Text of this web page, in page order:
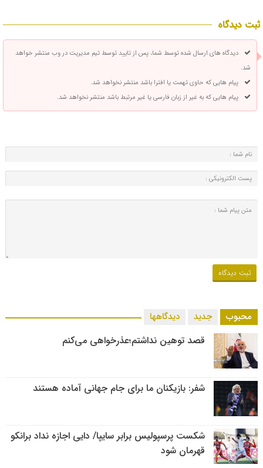
ثبت دیدگاه
دیدگاه های ارسال شده توسط شما، پس از تایید توسط تیم مدیریت در وب منتشر خواهد
شد.
پیام هایی که حاوی تهمت یا افترا باشد منتشر نخواهد شد.
پیام هایی که به غیر از زبان فارسی یا غیر مرتبط باشد منتشر نخواهد شد.
محبوب جدید دیدگاهها
قصد توهین نداشتم؛عذرخواهی می‌کنم
شفر: بازیکنان ما برای جام جهانی آماده هستند
شکست پرسپولیس برابر سایپا/ دایی اجازه نداد برانکو
قهرمان شود